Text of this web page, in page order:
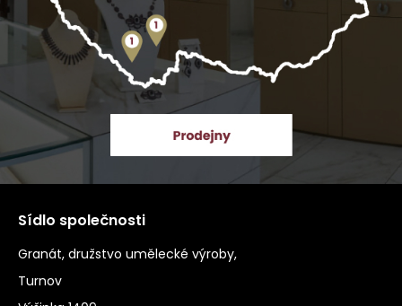
Sídlo společnosti
Granát, družstvo umělecké výroby,
Turnov